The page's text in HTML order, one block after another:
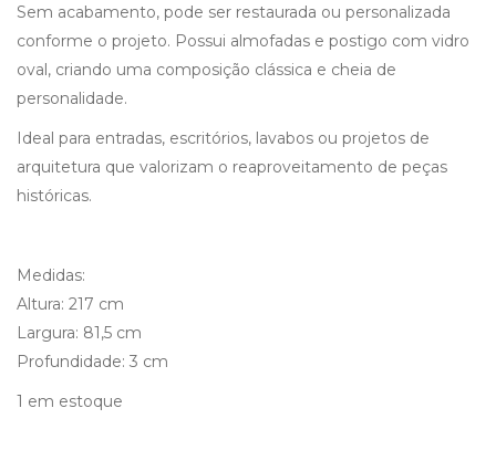
Sem acabamento, pode ser restaurada ou personalizada
conforme o projeto. Possui almofadas e postigo com vidro
oval, criando uma composição clássica e cheia de
personalidade.
Ideal para entradas, escritórios, lavabos ou projetos de
arquitetura que valorizam o reaproveitamento de peças
históricas.
Medidas:
Altura: 217 cm
Largura: 81,5 cm
Profundidade: 3 cm
1 em estoque